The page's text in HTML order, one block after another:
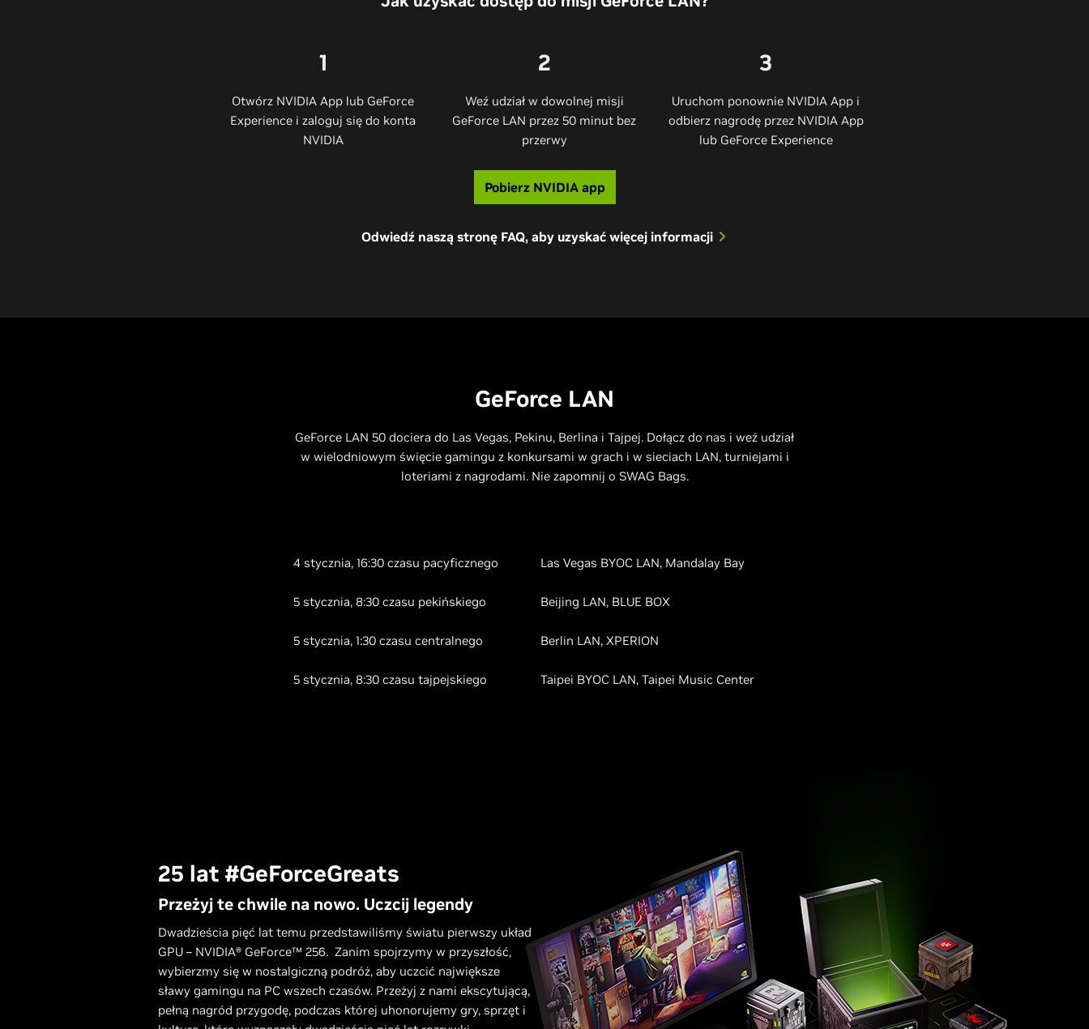
1
Otwórz NVIDIA App lub GeForce
Experience i zaloguj się do konta
NVIDIA
2
Weź udział w dowolnej misji
GeForce LAN przez 50 minut bez
przerwy​
3
Uruchom ponownie NVIDIA App i
odbierz nagrodę przez NVIDIA App
lub GeForce Experience
Pobierz NVIDIA app
Odwiedź naszą stronę FAQ, aby uzyskać więcej informacji
GeForce LAN
GeForce LAN 50 dociera do Las Vegas, Pekinu, Berlina i Tajpej. Dołącz do nas i weź udział
w wielodniowym święcie gamingu z konkursami w grach i w sieciach LAN, turniejami i
loteriami z nagrodami. Nie zapomnij o SWAG Bags.​
4 stycznia, 16:30 czasu pacyficznego Las Vegas BYOC LAN, Mandalay Bay
5 stycznia, 8:30 czasu pekińskiego Beijing LAN, BLUE BOX
5 stycznia, 1:30 czasu centralnego Berlin LAN, XPERION
5 stycznia, 8:30 czasu tajpejskiego​​ Taipei BYOC LAN, Taipei Music Center
25 lat #GeForceGreats
Przeżyj te chwile na nowo. Uczcij legendy
Dwadzieścia pięć lat temu przedstawiliśmy światu pierwszy układ
GPU – NVIDIA® GeForce™ 256. Zanim spojrzymy w przyszłość,
wybierzmy się w nostalgiczną podróż, aby uczcić największe
sławy gamingu na PC wszech czasów. Przeżyj z nami ekscytującą,
pełną nagród przygodę, podczas której uhonorujemy gry, sprzęt i